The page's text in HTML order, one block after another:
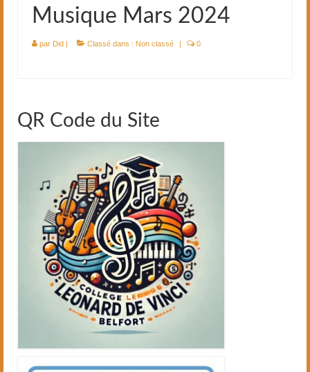
Musique Mars 2024
par Did | Classé dans : Non classé | 0
QR Code du Site